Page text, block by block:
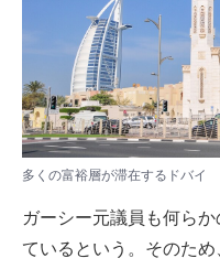
多くの富裕層が滞在するドバイ
ガーシー元議員も何ら
ているという。そのた